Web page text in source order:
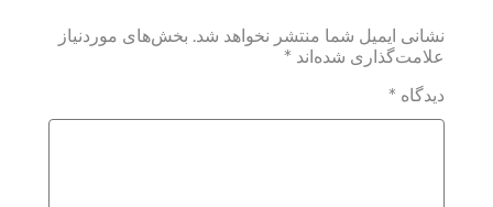
نشانی ایمیل شما منتشر نخواهد شد. بخش‌های موردنیاز
علامت‌گذاری شده‌اند *
دیدگاه *